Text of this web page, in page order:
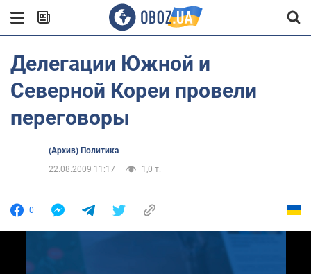
Делегации Южной и
Северной Кореи провели
переговоры
(Архив) Политика
22.08.2009 11:17
1,0 т.
0